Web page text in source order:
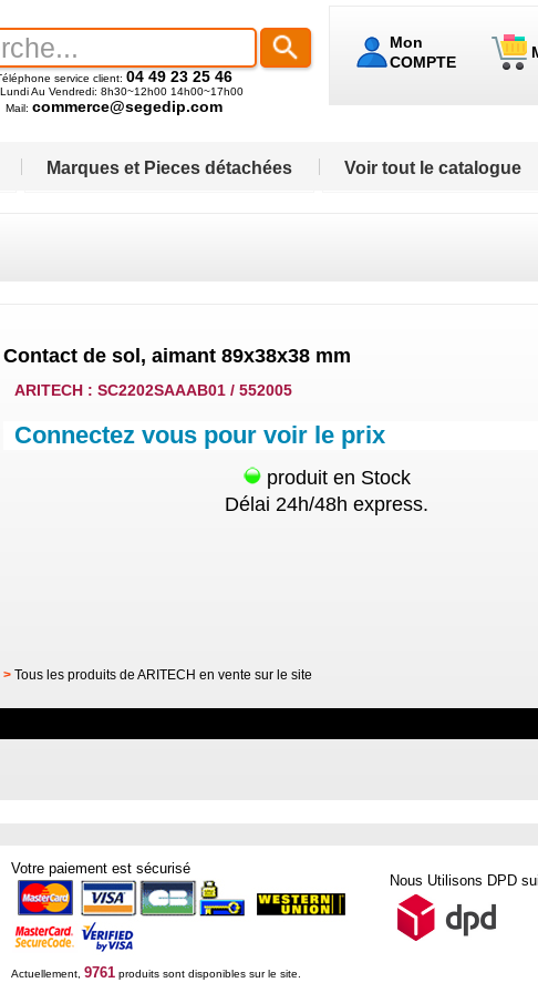
Mon
COMPTE
service client: 04 49 23 25 46
Au Vendredi: 8h30~12h00 14h00~17h00
Mail: commerce@segedip.com
Marques et Pieces détachées Voir tout le catalogue
Contact de sol, aimant 89x38x38 mm
ARITECH : SC2202SAAAB01 / 552005
Connectez vous pour voir le prix
produit en Stock
Délai 24h/48h express.
> Tous les produits de ARITECH en vente sur le site
Votre paiement est sécurisé
Nous Utilisons DPD
Actuellement, 9761produits sont disponibles sur le site.